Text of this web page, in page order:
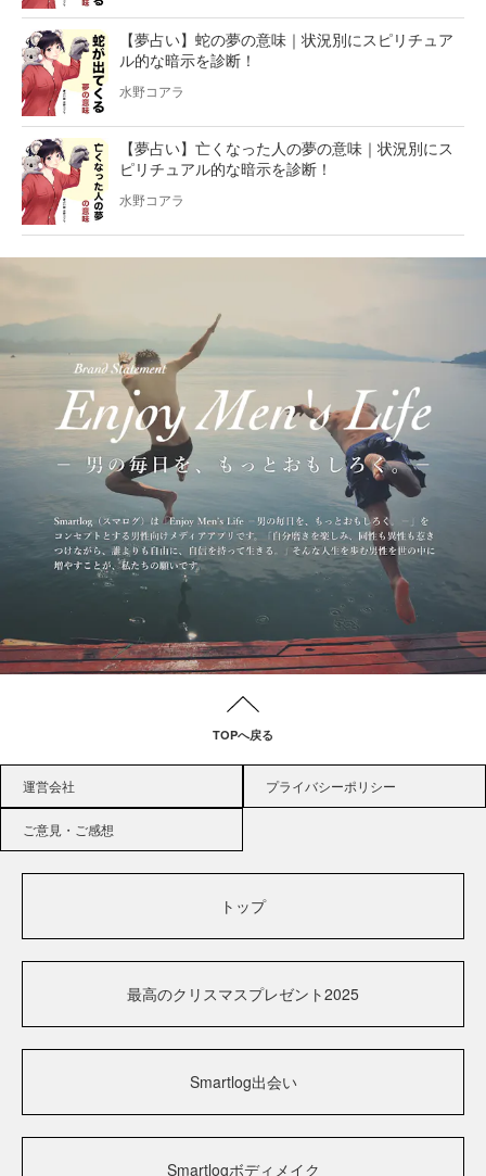
【夢占い】蛇の夢の意味｜状況別にスピリチュア
ル的な暗示を診断！
水野コアラ
【夢占い】亡くなった人の夢の意味｜状況別にス
ピリチュアル的な暗示を診断！
水野コアラ
TOPへ戻る
運営会社 プライバシーポリシー
ご意見・ご感想
トップ
最高のクリスマスプレゼント2025
Smartlog出会い
Smartlogボディメイク